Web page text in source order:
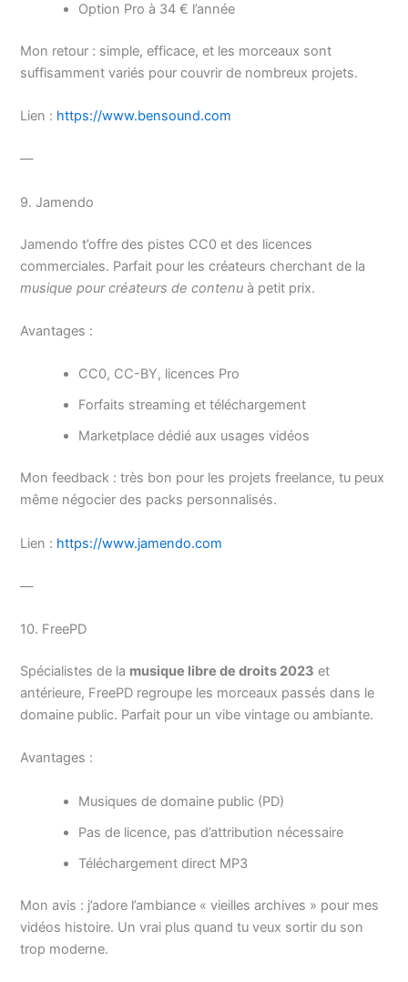
Option Pro à 34 € l’année
Mon retour : simple, efficace, et les morceaux sont
suffisamment variés pour couvrir de nombreux projets.
Lien : https://www.bensound.com
—
9. Jamendo
Jamendo t’offre des pistes CC0 et des licences
commerciales. Parfait pour les créateurs cherchant de la
musique pour créateurs de contenu à petit prix.
Avantages :
CC0, CC-BY, licences Pro
Forfaits streaming et téléchargement
Marketplace dédié aux usages vidéos
Mon feedback : très bon pour les projets freelance, tu peux
même négocier des packs personnalisés.
Lien : https://www.jamendo.com
—
10. FreePD
Spécialistes de la musique libre de droits 2023 et
antérieure, FreePD regroupe les morceaux passés dans le
domaine public. Parfait pour un vibe vintage ou ambiante.
Avantages :
Musiques de domaine public (PD)
Pas de licence, pas d’attribution nécessaire
Téléchargement direct MP3
Mon avis : j’adore l’ambiance « vieilles archives » pour mes
vidéos histoire. Un vrai plus quand tu veux sortir du son
trop moderne.